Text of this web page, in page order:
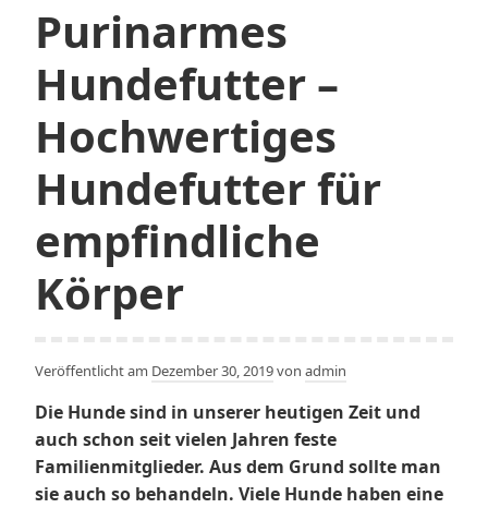
Purinarmes
Hundefutter –
Hochwertiges
Hundefutter für
empfindliche
Körper
Veröffentlicht am Dezember 30, 2019von admin
Die Hunde sind in unserer heutigen Zeit und
auch schon seit vielen Jahren feste
Familienmitglieder. Aus dem Grund sollte man
sie auch so behandeln. Viele Hunde haben eine